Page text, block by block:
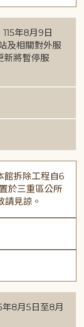
年8月9日
及相關對外服
新將暫停服
館拆除工程自6
於三重區公所
請見諒。
年8月5日至8月